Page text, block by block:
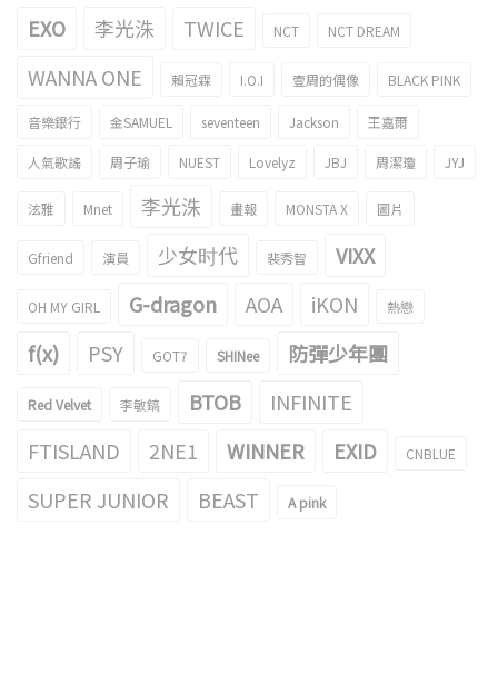
EXO 李光洙 TWICE NCT NCT DREAM
WANNA ONE 賴冠霖 I.O.I 壹周的偶像 BLACK PINK
音樂銀行 金SAMUEL seventeen Jackson 王嘉爾
人氣歌謠 周子瑜 NUEST Lovelyz JBJ 周潔瓊 JYJ
泫雅 Mnet 李光洙 畫報 MONSTA X 圖片
Gfriend 演員 少女时代 裴秀智 VIXX
OH MY GIRL G-dragon AOA iKON 熱戀
f(x) PSY GOT7 SHINee 防彈少年團
Red Velvet 李敏鎬 BTOB
INFINITE
FTISLAND
2NE1 WINNER EXID CNBLUE
SUPER JUNIOR BEAST A pink